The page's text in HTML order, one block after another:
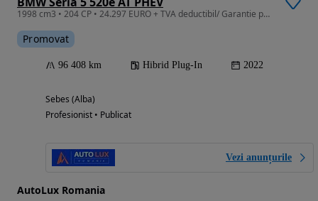
1998 cm3 • 204 CP • 24.297 EURO + TVA deductibil/ Garantie pana la 3 Ani/ Istoric Service
Promovat
96 408 km Hibrid Plug-In 2022
Sebes (Alba)
Profesionist • Publicat
Vezi anunțurile
AutoLux Romania